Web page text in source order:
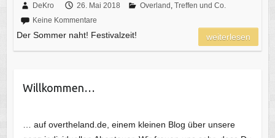
DeKro 26. Mai 2018 Overland , Treffen und Co.
Keine Kommentare
Der Sommer naht! Festivalzeit! weiterlesen
Willkommen…
… auf overtheland.de, einem kleinen Blog über unsere